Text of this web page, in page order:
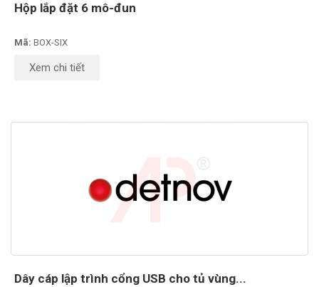
Hộp lắp đặt 6 mô-đun
Mã: BOX-SIX
Xem chi tiết
Dây cáp lập trình cổng USB cho tủ vùng...